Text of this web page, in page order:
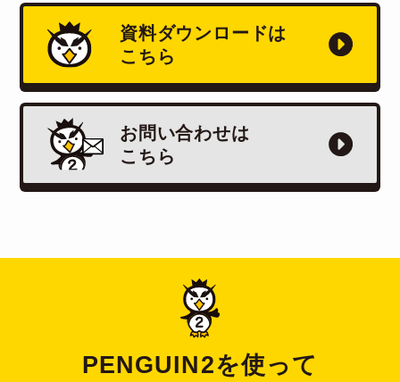
資料ダウンロードは
こちら
お問い合わせは
こちら
PENGUIN2を使って